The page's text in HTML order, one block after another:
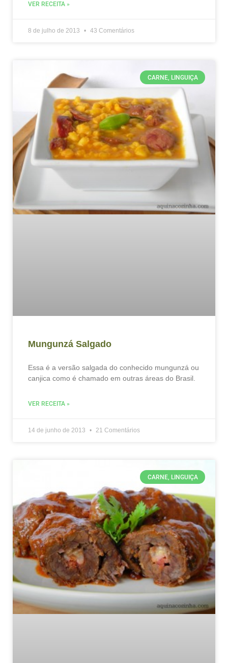
VER RECEITA »
8 de julho de 2013 43 Comentários
CARNE, LINGUIÇA
Mungunzá Salgado
Essa é a versão salgada do conhecido mungunzá ou
canjica como é chamado em outras áreas do Brasil.
VER RECEITA »
14 de junho de 2013 21 Comentários
CARNE, LINGUIÇA